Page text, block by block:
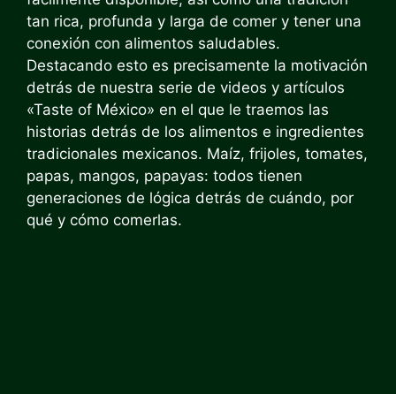
tan rica, profunda y larga de comer y tener una
conexión con alimentos saludables.
Destacando esto es precisamente la motivación
detrás de nuestra serie de videos y artículos
«Taste of México» en el que le traemos las
historias detrás de los alimentos e ingredientes
tradicionales mexicanos. Maíz, frijoles, tomates,
papas, mangos, papayas: todos tienen
generaciones de lógica detrás de cuándo, por
qué y cómo comerlas.